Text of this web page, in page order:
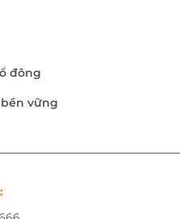
đông
vững